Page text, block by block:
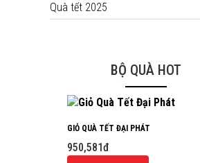
Quà tết 2025
BỘ QUÀ HOT
GIỎ QUÀ TẾT ĐẠI PHÁT
950,581đ